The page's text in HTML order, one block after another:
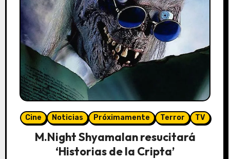
Cine Noticias Próximamente Terror TV
M.Night Shyamalan resucitará
‘Historias de la Cripta’